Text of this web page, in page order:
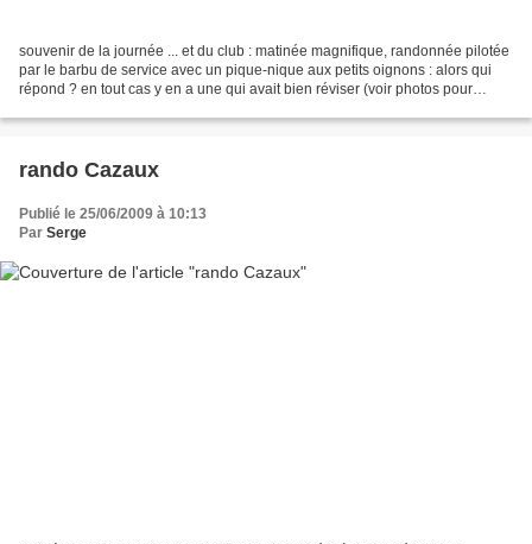
souvenir de la journée ... et du club : matinée magnifique, randonnée pilotée
par le barbu de service avec un pique-nique aux petits oignons : alors qui
répond ? en tout cas y en a une qui avait bien réviser (voir photos pour
rando Cazaux
Publié le 25/06/2009 à 10:13
Par Serge